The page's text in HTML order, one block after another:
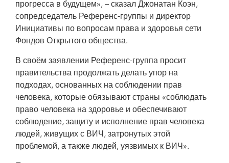
прогресса в будущем», – сказал Джонатан Коэн,
сопредседатель Референс-группы и директор
Инициативы по вопросам права и здоровья сети
Фондов Открытого общества.
В своём заявлении Референс-группа просит
правительства продолжать делать упор на
подходах, основанных на соблюдении прав
человека, которые обязывают страны «соблюдать
право человека на здоровье и обеспечивают
соблюдение, защиту и исполнение прав человека
людей, живущих с ВИЧ, затронутых этой
проблемой, а также людей, уязвимых к ВИЧ».